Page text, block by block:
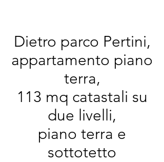
Dietro parco Pertini,
appartamento piano
terra,
113 mq catastali su
due livelli,
piano terra e
sottotetto